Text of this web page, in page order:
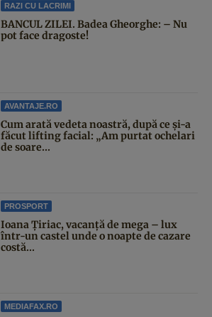
RAZI CU LACRIMI
BANCUL ZILEI. Badea Gheorghe: – Nu
pot face dragoste!
AVANTAJE.RO
Cum arată vedeta noastră, după ce și-a
făcut lifting facial: „Am purtat ochelari
de soare...
PROSPORT
Ioana Țiriac, vacanță de mega – lux
într-un castel unde o noapte de cazare
costă...
MEDIAFAX.RO